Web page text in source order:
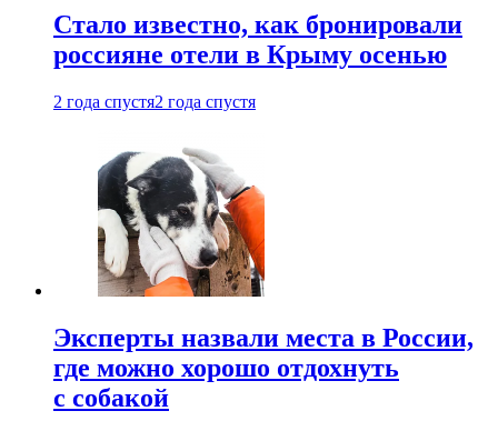
Стало известно, как бронировали
россияне отели в Крыму осенью
2 года спустя2 года спустя
Эксперты назвали места в России,
где можно хорошо отдохнуть
с собакой